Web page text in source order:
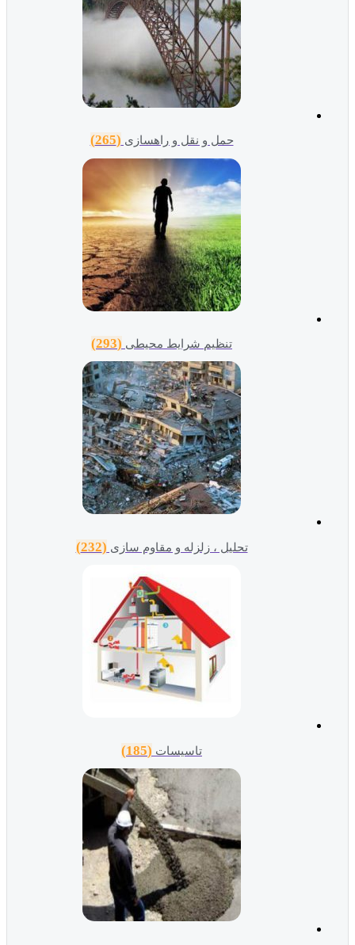
حمل و نقل و راهسازی (265)
تنظیم شرایط محیطی (293)
تحلیل ، زلزله و مقاوم سازی (232)
تاسیسات (185)